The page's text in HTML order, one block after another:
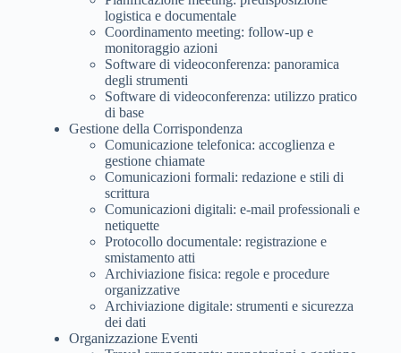
logistica e documentale
Coordinamento meeting: follow-up e
monitoraggio azioni
Software di videoconferenza: panoramica
degli strumenti
Software di videoconferenza: utilizzo pratico
di base
Gestione della Corrispondenza
Comunicazione telefonica: accoglienza e
gestione chiamate
Comunicazioni formali: redazione e stili di
scrittura
Comunicazioni digitali: e-mail professionali e
netiquette
Protocollo documentale: registrazione e
smistamento atti
Archiviazione fisica: regole e procedure
organizzative
Archiviazione digitale: strumenti e sicurezza
dei dati
Organizzazione Eventi